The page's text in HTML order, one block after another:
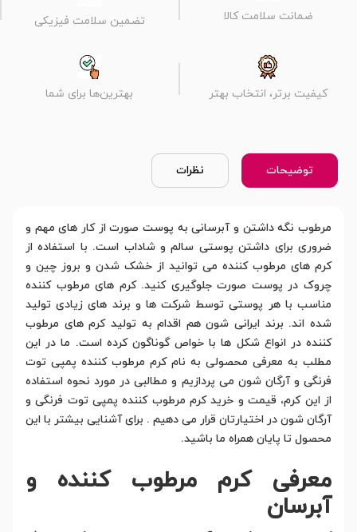
ضمانت سلامت کالا تضمین سلامت فیزیکی
کیفیت برتر، انتخاب بهتر بهترین‌ها برای شما
توضیحات نظرات
مرطوب نگه داشتن و آبرسانی به پوست صورت از کار های مهم و
ضروری برای داشتن پوستی سالم و شاداب است. با استفاده از
کرم های مرطوب کننده می توانید از خشک شدن و بروز چین و
چروک در پوست صورت جلوگیری کنید. کرم های مرطوب کننده
مناسب با هر پوستی توسط شرکت ها و برند های زیادی تولید
شده اند. برند ایرانی شون هم اقدام به تولید کرم های مرطوب
کننده در انواع شکل ها با خواص گوناگون کرده است. ما در این
مطلب به معرفی محصولی به نام کرم مرطوب کننده پمپی توت
فرنگی و آرگان شون می پردازیم و مطالبی در مورد نحوه استفاده
از این کرم، قیمت و خرید کرم مرطوب کننده پمپی توت فرنگی و
آرگان شون در اختیارتان قرار می دهیم . برای آشنایی بیشتر با این
محصول تا پایان همراه ما باشید.
معرفی کرم مرطوب کننده و
آبرسان